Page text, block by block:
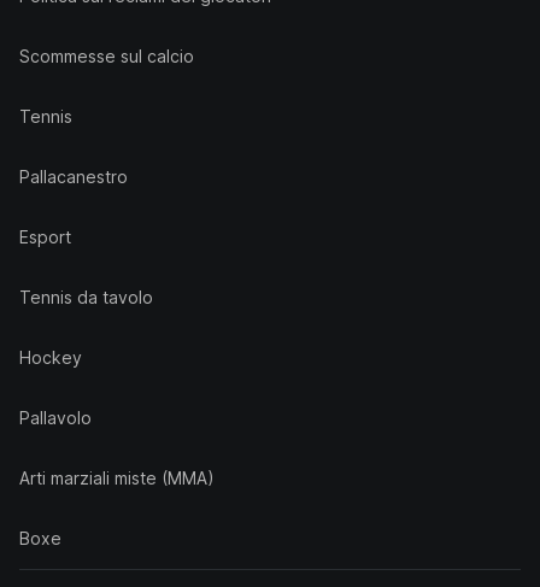
Scommesse sul calcio
Tennis
Pallacanestro
Esport
Tennis da tavolo
Hockey
Pallavolo
Arti marziali miste (MMA)
Boxe